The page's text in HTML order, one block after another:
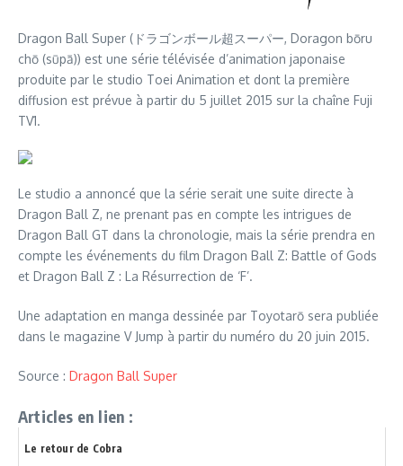
Dragon Ball Super (ドラゴンボール超スーパー, Doragon bōru
chō (sūpā)) est une série télévisée d’animation japonaise
produite par le studio Toei Animation et dont la première
diffusion est prévue à partir du 5 juillet 2015 sur la chaîne Fuji
TV1.
Le studio a annoncé que la série serait une suite directe à
Dragon Ball Z, ne prenant pas en compte les intrigues de
Dragon Ball GT dans la chronologie, mais la série prendra en
compte les événements du film Dragon Ball Z: Battle of Gods
et Dragon Ball Z : La Résurrection de ‘F’.
Une adaptation en manga dessinée par Toyotarō sera publiée
dans le magazine V Jump à partir du numéro du 20 juin 2015.
Source : Dragon Ball Super
Articles en lien :
Le retour de Cobra